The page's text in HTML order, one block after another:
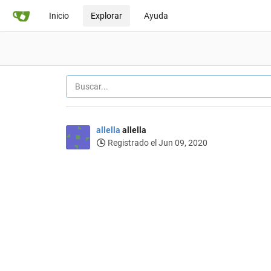
Inicio Explorar Ayuda
allella allella
Registrado el Jun 09, 2020